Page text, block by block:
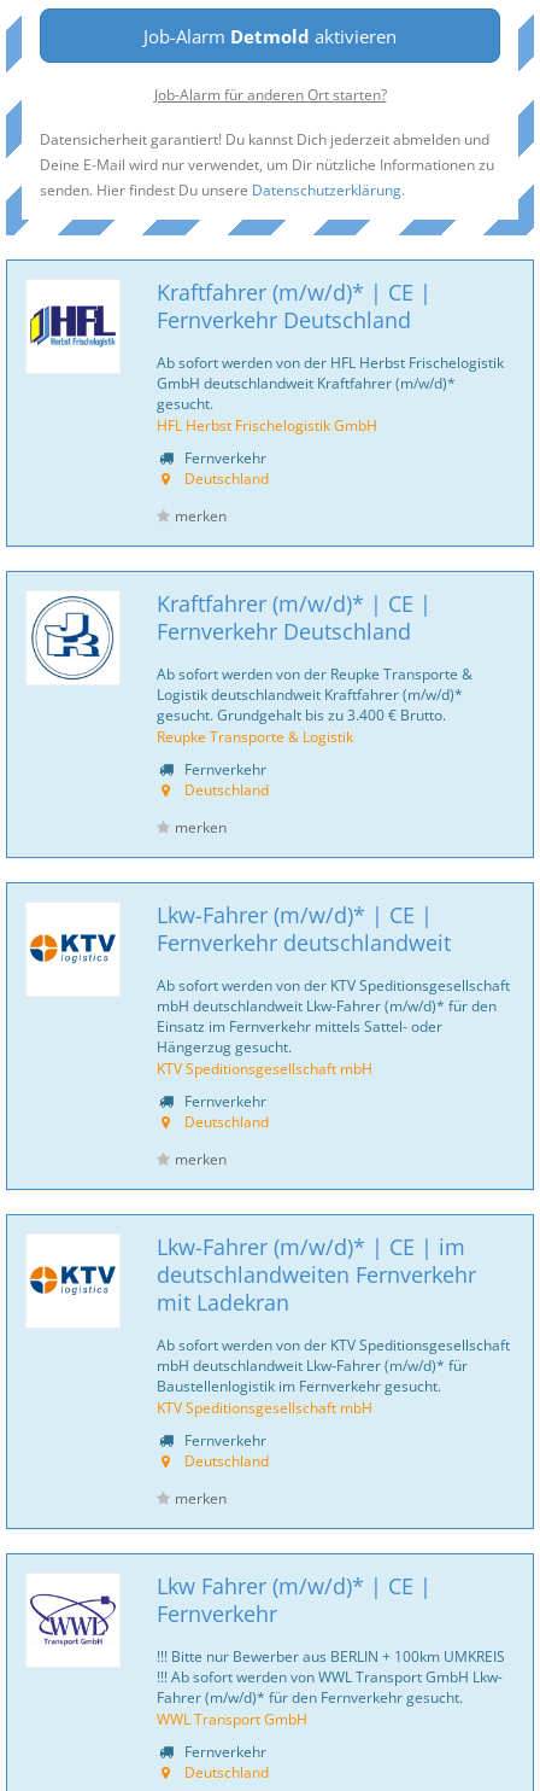
Job-Alarm Detmold aktivieren
Job-Alarm für anderen Ort starten?
Datensicherheit garantiert! Du kannst Dich jederzeit abmelden und
Deine E-Mail wird nur verwendet, um Dir nützliche Informationen zu
senden. Hier findest Du unsere Datenschutzerklärung.
Kraftfahrer (m/w/d)* | CE |
Fernverkehr Deutschland
Ab sofort werden von der HFL Herbst Frischelogistik
GmbH deutschlandweit Kraftfahrer (m/w/d)*
gesucht.
HFL Herbst Frischelogistik GmbH
Fernverkehr
Deutschland
merken
Kraftfahrer (m/w/d)* | CE |
Fernverkehr Deutschland
Ab sofort werden von der Reupke Transporte &
Logistik deutschlandweit Kraftfahrer (m/w/d)*
gesucht. Grundgehalt bis zu 3.400 € Brutto.
Reupke Transporte & Logistik
Fernverkehr
Deutschland
merken
Lkw-Fahrer (m/w/d)* | CE |
Fernverkehr deutschlandweit
Ab sofort werden von der KTV Speditionsgesellschaft
mbH deutschlandweit Lkw-Fahrer (m/w/d)* für den
Einsatz im Fernverkehr mittels Sattel- oder
Hängerzug gesucht.
KTV Speditionsgesellschaft mbH
Fernverkehr
Deutschland
merken
Lkw-Fahrer (m/w/d)* | CE | im
deutschlandweiten Fernverkehr
mit Ladekran
Ab sofort werden von der KTV Speditionsgesellschaft
mbH deutschlandweit Lkw-Fahrer (m/w/d)* für
Baustellenlogistik im Fernverkehr gesucht.
KTV Speditionsgesellschaft mbH
Fernverkehr
Deutschland
merken
Lkw Fahrer (m/w/d)* | CE |
Fernverkehr
!!! Bitte nur Bewerber aus BERLIN + 100km UMKREIS
!!! Ab sofort werden von WWL Transport GmbH Lkw-
Fahrer (m/w/d)* für den Fernverkehr gesucht.
WWL Transport GmbH
Fernverkehr
Deutschland